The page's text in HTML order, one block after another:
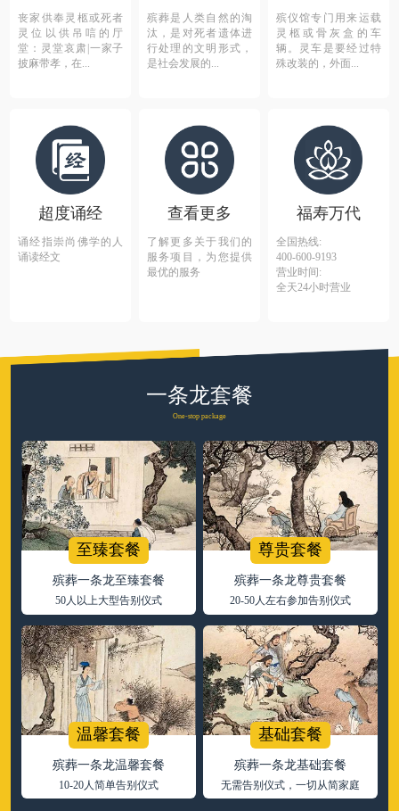
丧家供奉灵柩或死者
灵位以供吊唁的厅
堂：灵堂哀肃|一家子
披麻带孝，在...
殡葬是人类自然的淘
汰，是对死者遗体进
行处理的文明形式，
是社会发展的...
殡仪馆专门用来运载
灵柩或骨灰盒的车
辆。灵车是要经过特
殊改装的，外面...
超度诵经
诵经指崇尚佛学的人
诵读经文
查看更多
了解更多关于我们的
服务项目，为您提供
最优的服务
福寿万代
全国热线:
400-600-9193
营业时间:
全天24小时营业
一条龙套餐
One-stop package
至臻套餐
殡葬一条龙至臻套餐
50人以上大型告别仪式
尊贵套餐
殡葬一条龙尊贵套餐
20-50人左右参加告别仪式
温馨套餐
殡葬一条龙温馨套餐
10-20人简单告别仪式
基础套餐
殡葬一条龙基础套餐
无需告别仪式，一切从简家庭